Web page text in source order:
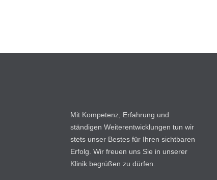
Mit Kompetenz, Erfahrung und
ständigen Weiterentwicklungen tun wir
stets unser Bestes für Ihren sichtbaren
Erfolg. Wir freuen uns Sie in unserer
Klinik begrüßen zu dürfen.